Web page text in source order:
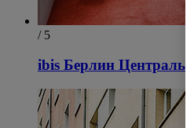
/ 5
ibis Берлин